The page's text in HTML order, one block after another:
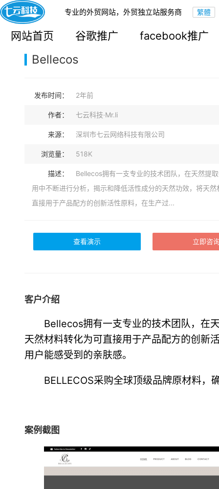
专业的外贸网站，外贸独立站服务商
网站首页 谷歌推广 facebook推广
您的当前位置： 网站首页>案例展示>B2B外贸独立站
Bellecos
发布时间： 2年前
作者： 七云科技·Mr.li
来源： 深圳市七云网络科技有限公司
浏览量： 518K
描述：
Bellecos拥有一支专业的技术团队，在天然提
用中不断进行分析，揭示和降低活性成分的天然功效，将天然
直接用于产品配方的创新活性原料，在生产过...
查看演示 立即咨
客户介绍
Bellecos拥有一支专业的技术团队，在
天然材料转化为可直接用于产品配方的创新
用户能感受到的亲肤感。
BELLECOS采购全球顶级品牌原材料，
案例截图